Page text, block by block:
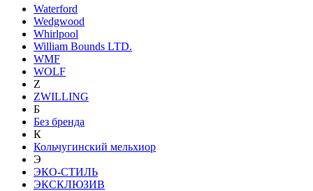
Waterford
Wedgwood
Whirlpool
William Bounds LTD.
WMF
WOLF
Z
ZWILLING
Б
Без бренда
К
Кольчугинский мельхиор
Э
ЭКО-СТИЛЬ
ЭКСКЛЮЗИВ